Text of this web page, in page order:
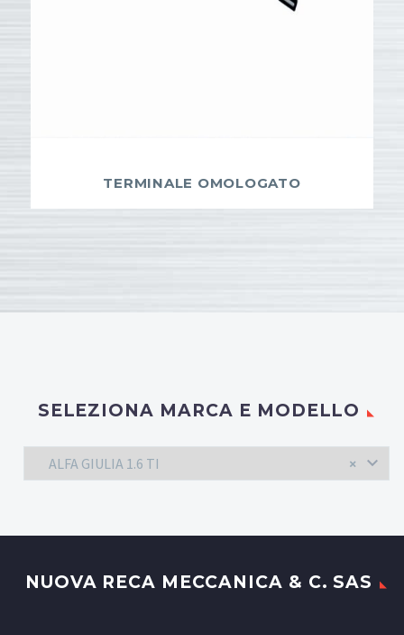
TERMINALE OMOLOGATO
SELEZIONA MARCA E MODELLO
×
ALFA GIULIA 1.6 TI
NUOVA RECA MECCANICA & C. SAS